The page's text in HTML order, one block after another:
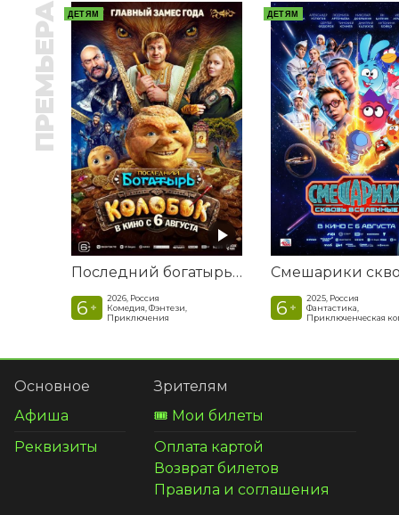
ПРЕМЬЕРА ДЕТЯМ
Последний богатырь. Колобок
6 +
2026, Россия
Комедия, Фэнтези,
Приключения
ДЕТЯМ
6 +
2025, Россия
Фантастика,
Приключенческая
Основное
Афиша
Реквизиты
Зрителям
🎟️ Мои билеты
Оплата картой
Возврат билетов
Правила и соглашения